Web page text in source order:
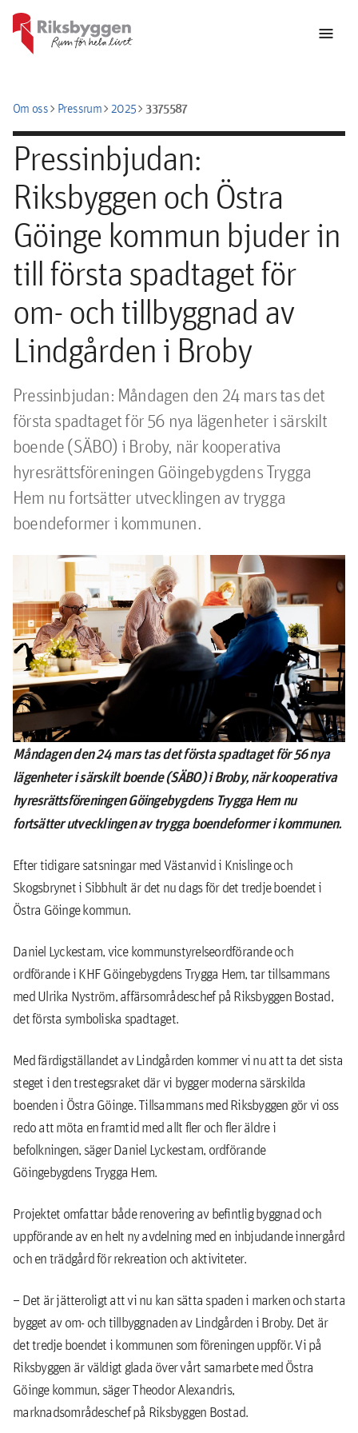
menu
Om osschevron_rightPressrumchevron_right2025chevron_right3375587
Pressinbjudan:
Riksbyggen och Östra
Göinge kommun bjuder in
till första spadtaget för
om- och tillbyggnad av
Lindgården i Broby
Pressinbjudan: Måndagen den 24 mars tas det
första spadtaget för 56 nya lägenheter i särskilt
boende (SÄBO) i Broby, när kooperativa
hyresrättsföreningen Göingebygdens Trygga
Hem nu fortsätter utvecklingen av trygga
boendeformer i kommunen.
Måndagen den 24 mars tas det första spadtaget för 56 nya
lägenheter i särskilt boende (SÄBO) i Broby, när kooperativa
hyresrättsföreningen Göingebygdens Trygga Hem nu
fortsätter utvecklingen av trygga boendeformer i kommunen.
Efter tidigare satsningar med Västanvid i Knislinge och
Skogsbrynet i Sibbhult är det nu dags för det tredje boendet i
Östra Göinge kommun.
Daniel Lyckestam, vice kommunstyrelseordförande och
ordförande i KHF Göingebygdens Trygga Hem, tar tillsammans
med Ulrika Nyström, affärsområdeschef på Riksbyggen Bostad,
det första symboliska spadtaget.
Med färdigställandet av Lindgården kommer vi nu att ta det sista
steget i den trestegsraket där vi bygger moderna särskilda
boenden i Östra Göinge. Tillsammans med Riksbyggen gör vi oss
redo att möta en framtid med allt fler och fler äldre i
befolkningen, säger Daniel Lyckestam, ordförande
Göingebygdens Trygga Hem.
Projektet omfattar både renovering av befintlig byggnad och
uppförande av en helt ny avdelning med en inbjudande innergård
och en trädgård för rekreation och aktiviteter.
– Det är jätteroligt att vi nu kan sätta spaden i marken och starta
bygget av om- och tillbyggnaden av Lindgården i Broby. Det är
det tredje boendet i kommunen som föreningen uppför. Vi på
Riksbyggen är väldigt glada över vårt samarbete med Östra
Göinge kommun, säger Theodor Alexandris,
marknadsområdeschef på Riksbyggen Bostad.